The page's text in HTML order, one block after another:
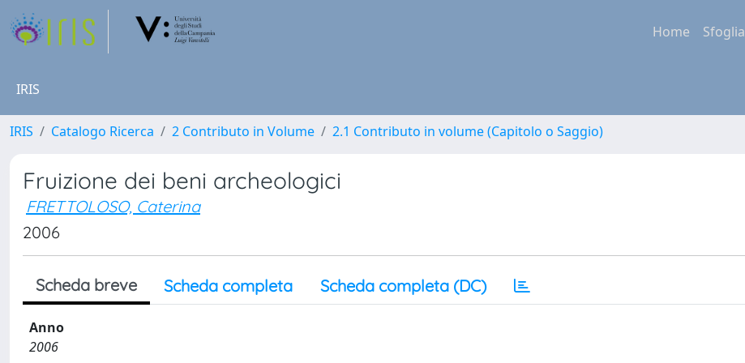
Home Sfoglia
IRIS
IRIS Catalogo Ricerca 2 Contributo in Volume 2.1 Contributo in volume (Capitolo o Saggio)
Fruizione dei beni archeologici
FRETTOLOSO, Caterina
2006
Scheda breve Scheda completa Scheda completa (DC)
Anno
2006